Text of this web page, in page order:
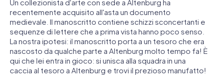
Un collezionista d'arte con sede a Altenburg ha
recentemente acquisito all'asta un documento
medievale. Il manoscritto contiene schizzi sconcertanti e
sequenze di lettere che a prima vista hanno poco senso.
La nostra ipotesi: il manoscritto porta a un tesoro che era
nascosto da qualche parte a Altenburg molto tempo fa! È
qui che lei entra in gioco: si unisca alla squadra in una
caccia al tesoro a Altenburg e trovi il prezioso manufatto!